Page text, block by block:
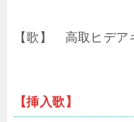
【歌】 高取ヒデア
【挿入歌】